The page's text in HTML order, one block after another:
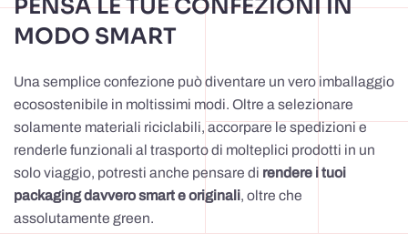
PENSA LE TUE CONFEZIONI IN
MODO SMART
Una semplice confezione può diventare un vero imballaggio
ecosostenibile in moltissimi modi. Oltre a selezionare
solamente materiali riciclabili, accorpare le spedizioni e
renderle funzionali al trasporto di molteplici prodotti in un
solo viaggio, potresti anche pensare di rendere i tuoi
packaging davvero smart e originali, oltre che
assolutamente green.